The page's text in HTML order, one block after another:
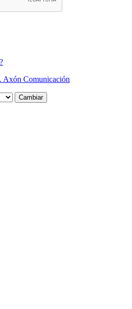
Axón Comunicación